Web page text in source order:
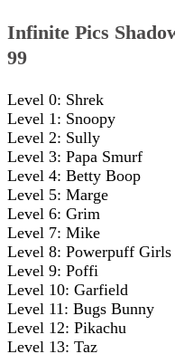
Infinite Pics
99
Level 0: Shrek
Level 1: Snoopy
Level 2: Sully
Level 3: Papa Smurf
Level 4: Betty Boop
Level 5: Marge
Level 6: Grim
Level 7: Mike
Level 8: Powerpuff Girls
Level 9: Poffi
Level 10: Garfield
Level 11: Bugs Bunny
Level 12: Pikachu
Level 13: Taz